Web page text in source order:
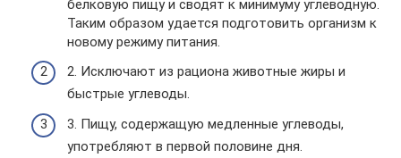
белковую пищу и сводят к минимуму углеводную.
Таким образом удается подготовить организм к
новому режиму питания.
2. Исключают из рациона животные жиры и
быстрые углеводы.
3. Пищу, содержащую медленные углеводы,
употребляют в первой половине дня.